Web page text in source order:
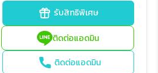
รับสิทธิพิเศษ
ติดต่อแอดมิน
ติดต่อแอดมิน